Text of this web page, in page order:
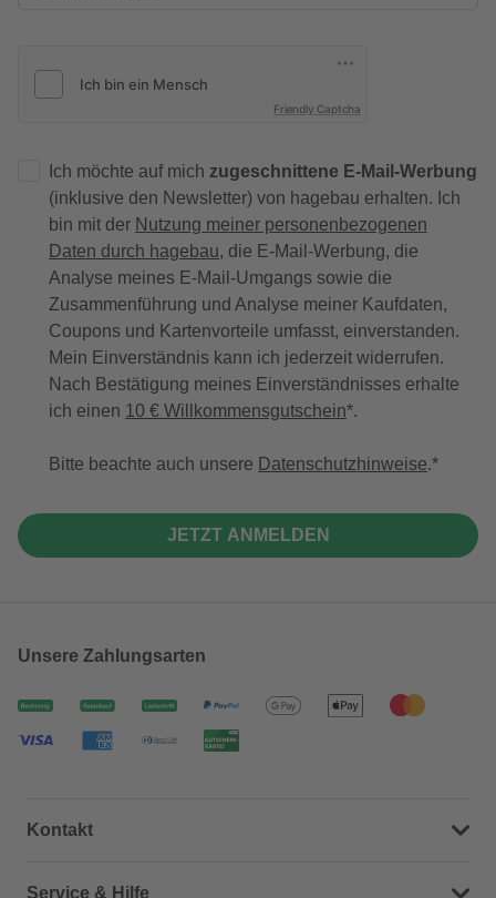
Friendly Captcha
Ich möchte auf mich zugeschnittene E-Mail-Werbung
(inklusive den Newsletter) von hagebau erhalten. Ich
bin mit der Nutzung meiner personenbezogenen
Daten durch hagebau, die E-Mail-Werbung, die
Analyse meines E-Mail-Umgangs sowie die
Zusammenführung und Analyse meiner Kaufdaten,
Coupons und Kartenvorteile umfasst, einverstanden.
Mein Einverständnis kann ich jederzeit widerrufen.
Nach Bestätigung meines Einverständnisses erhalte
ich einen 10 € Willkommensgutschein*.
Bitte beachte auch unsere Datenschutzhinweise.
JETZT ANMELDEN
Unsere Zahlungsarten
Kontakt
Dein Kontakt zu uns
Service & Hilfe